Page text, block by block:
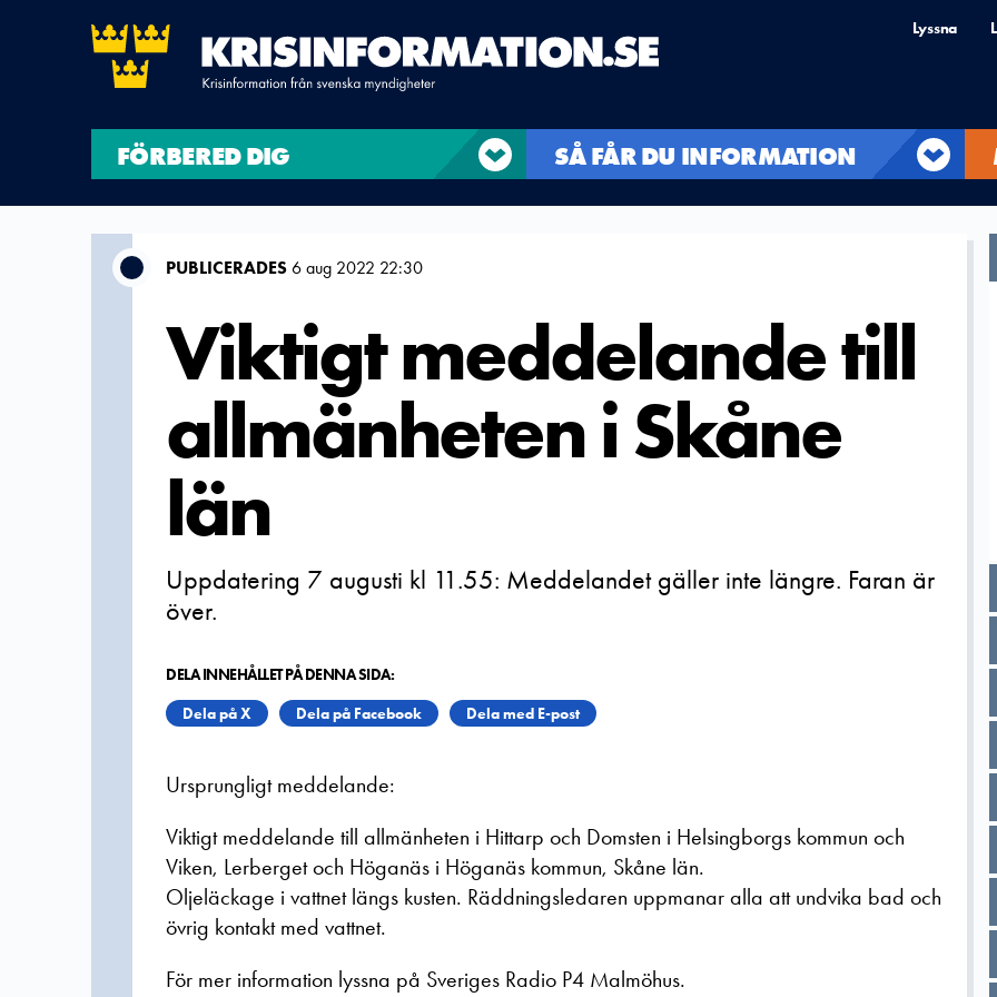
Lyssna
FÖRBERED DIG SÅ FÅR DU INFORMATION
PUBLICERADES6 aug 2022 22:30
Viktigt meddelande till
allmänheten i Skåne
län
Uppdatering 7 augusti kl 11.55: Meddelandet gäller inte längre. Faran är
över.
DELA INNEHÅLLET PÅ DENNA SIDA:
Dela på X
Dela på Facebook Dela med E-post
Ursprungligt meddelande:
Viktigt meddelande till allmänheten i Hittarp och Domsten i Helsingborgs kommun och
Viken, Lerberget och Höganäs i Höganäs kommun, Skåne län.
Oljeläckage i vattnet längs kusten. Räddningsledaren uppmanar alla att undvika bad och
övrig kontakt med vattnet.
För mer information lyssna på Sveriges Radio P4 Malmöhus.